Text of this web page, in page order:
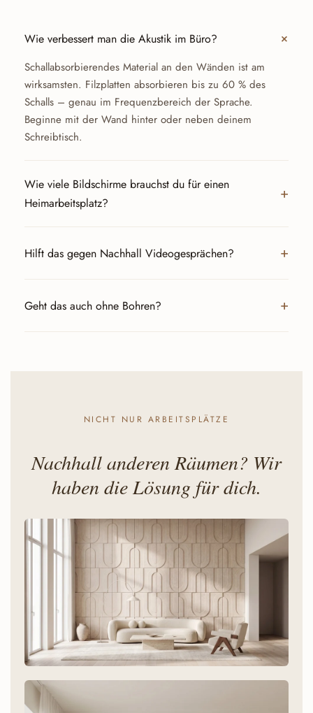
Wie verbessert man die Akustik im Büro?
Schallabsorbierendes Material an den Wänden ist am
wirksamsten. Filzplatten absorbieren bis zu 60 % des
Schalls – genau im Frequenzbereich der Sprache.
Beginne mit der Wand hinter oder neben deinem
Schreibtisch.
Wie viele Bildschirme brauchst du für einen
Heimarbeitsplatz?
Hilft das gegen Nachhall Videogesprächen?
Geht das auch ohne Bohren?
NICHT NUR ARBEITSPLÄTZE
Nachhall anderen Räumen? Wir
haben die Lösung für dich.
Wohnzimmer